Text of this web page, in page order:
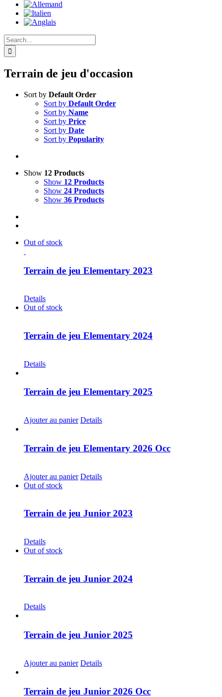
Search
for:
Terrain de jeu d'occasion
Sort by Default Order
Sort by Default Order
Sort by Name
Sort by Price
Sort by Date
Sort by Popularity
Show 12 Products
Show 12 Products
Show 24 Products
Show 36 Products
Out of stock
Terrain de jeu Elementary 2023
Details
Out of stock
Terrain de jeu Elementary 2024
Details
Terrain de jeu Elementary 2025
Ajouter au panier Details
Terrain de jeu Elementary 2026 Occ
Ajouter au panier Details
Out of stock
Terrain de jeu Junior 2023
Details
Out of stock
Terrain de jeu Junior 2024
Details
Terrain de jeu Junior 2025
Ajouter au panier Details
Terrain de jeu Junior 2026 Occ